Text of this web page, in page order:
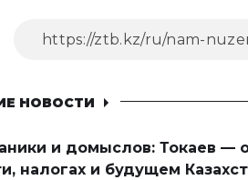
НОВОСТИ
и домыслов: Токаев —
налогах и будущем